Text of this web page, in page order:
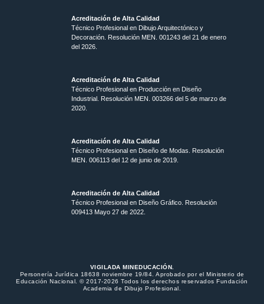
Acreditación de Alta Calidad
Técnico Profesional en Dibujo Arquitectónico y
Decoración. Resolución MEN. 001243 del 21 de enero
del 2026.
Acreditación de Alta Calidad
Técnico Profesional en Producción en Diseño
Industrial. Resolución MEN. 003266 del 5 de marzo de
2020.
Acreditación de Alta Calidad
Técnico Profesional en Diseño de Modas. Resolución
MEN. 006113 del 12 de junio de 2019.
Acreditación de Alta Calidad
Técnico Profesional en Diseño Gráfico. Resolución
009413 Mayo 27 de 2022.
VIGILADA MINEDUCACIÓN.
Personería Jurídica 18638 noviembre 19/84. Aprobado por el Ministerio de
Educación Nacional. © 2017-2026 Todos los derechos reservados Fundación
Academia de Dibujo Profesional.